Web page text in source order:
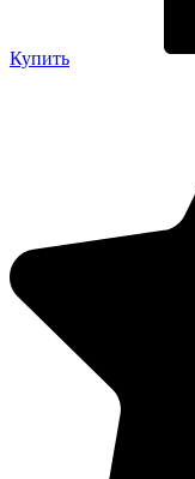
Купить